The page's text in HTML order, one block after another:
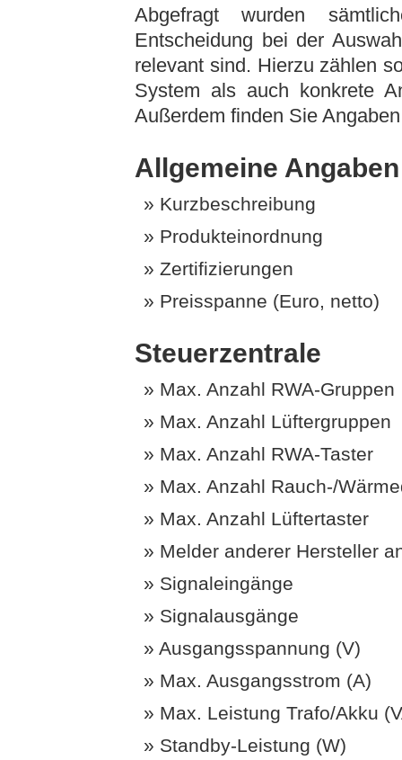
Abgefragt wurden
Entscheidung bei der
relevant sind. Hierzu zählen
System als auch konkrete
Außerdem finden Sie
Allgemeine Angaben
Kurzbeschreibung
Produkteinordnung
Zertifizierungen
Preisspanne (Euro, netto)
Steuerzentrale
Max. Anzahl RWA-Gruppen
Max. Anzahl Lüftergruppen
Max. Anzahl RWA-Taster
Max. Anzahl Rauch-/
Max. Anzahl Lüftertaster
Melder anderer Hersteller
Signaleingänge
Signalausgänge
Ausgangsspannung (V)
Max. Ausgangsstrom (A)
Max. Leistung Trafo/Akku
Standby-Leistung (W)